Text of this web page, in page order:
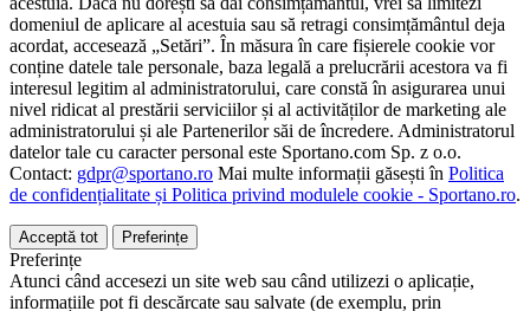
domeniul de aplicare al acestuia sau să retragi consimțământul deja
acordat, accesează „Setări”. În măsura în care fișierele cookie vor
conține datele tale personale, baza legală a prelucrării acestora va fi
interesul legitim al administratorului, care constă în asigurarea unui
nivel ridicat al prestării serviciilor și al activităților de marketing ale
administratorului și ale Partenerilor săi de încredere. Administratorul
datelor tale cu caracter personal este Sportano.com Sp. z o.o.
Contact: gdpr@sportano.ro Mai multe informații găsești în Politica
de confidențialitate și Politica privind modulele cookie - Sportano.ro.
Acceptă tot Preferințe
Preferințe
Atunci când accesezi un site web sau când utilizezi o aplicație,
informațiile pot fi descărcate sau salvate (de exemplu, prin